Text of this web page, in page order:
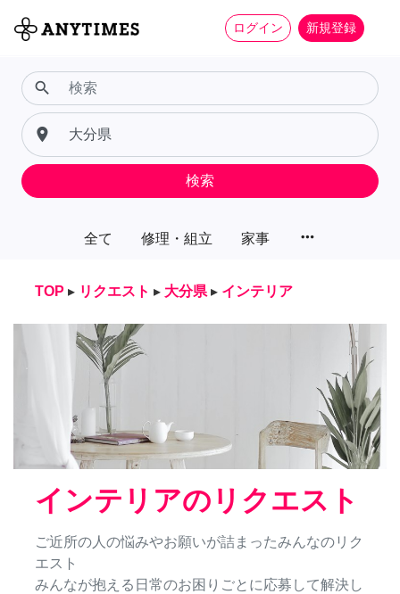
ログイン 新規登録
全て 修理・組立 家事 more_horiz
search
place
検索
TOP ▸ リクエスト ▸ 大分県 ▸ インテリア
インテリアのリクエスト
ご近所の人の悩みやお願いが詰まったみんなのリク
エスト
みんなが抱える日常のお困りごとに応募して解決し